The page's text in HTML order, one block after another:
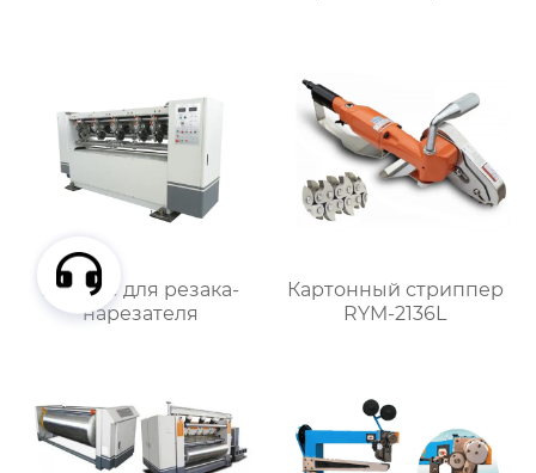
Лезвие для резака-
нарезателя
Картонный стриппер
RYM-2136L